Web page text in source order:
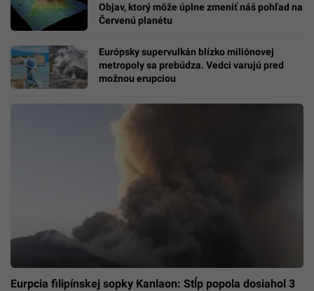
Objav, ktorý môže úplne zmeniť náš pohľad na
Červenú planétu
Európsky supervulkán blízko miliónovej
metropoly sa prebúdza. Vedci varujú pred
možnou erupciou
Eurpcia filipínskej sopky Kanlaon: Stĺp popola dosiahol 3